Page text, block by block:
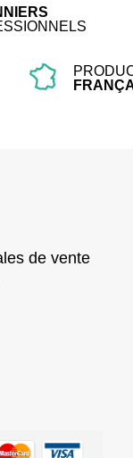
de vente